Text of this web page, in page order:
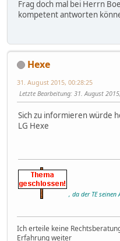
Hilfebedürftigen ankäme.
Frag doch mal bei Herrn
kompetent antworten
Hexe
31. August 2015, 00:28:25
Letzte Bearbeitung: 31. August
Sich zu informieren würde
LG Hexe
, da der TE
Ich erteile keine
Erfahrung weiter